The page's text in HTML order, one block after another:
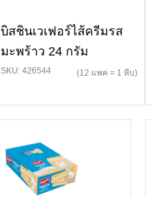
บิสชินเวเฟอร์ไส้ครีมรส
มะพร้าว 24 กรัม
SKU: 426544 (12 แพค = 1 หีบ)